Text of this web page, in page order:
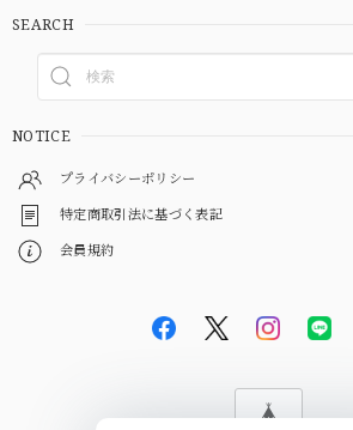
SEARCH
NOTICE
プライバシーポリシー
特定商取引法に基づく表記
会員規約